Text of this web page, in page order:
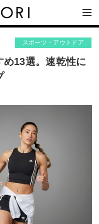
スポーツ・アウトドア
め13選。速乾性に